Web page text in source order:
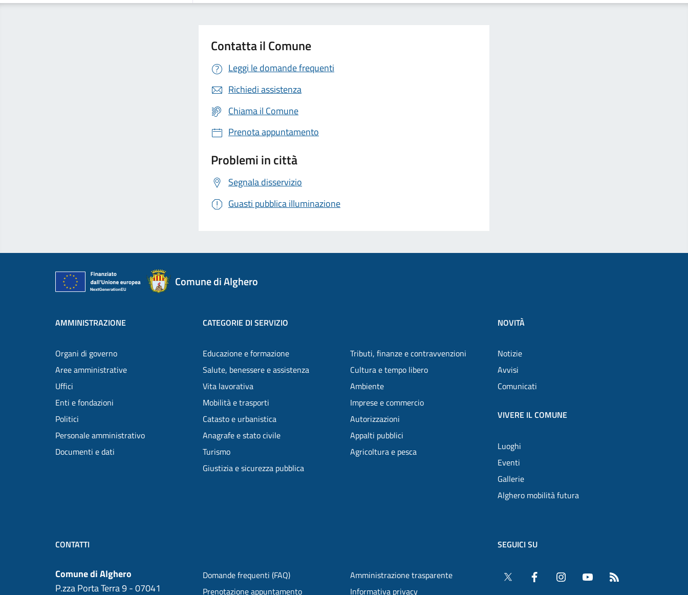
Contatta il Comune
Leggi le domande frequenti
Richiedi assistenza
Chiama il Comune
Prenota appuntamento
Problemi in città
Segnala disservizio
Guasti pubblica illuminazione
Comune di Alghero
AMMINISTRAZIONE
Organi di governo
Aree amministrative
Uffici
Enti e fondazioni
Politici
Personale amministrativo
Documenti e dati
CATEGORIE DI SERVIZIO
Educazione e formazione
Salute, benessere e assistenza
Vita lavorativa
Mobilità e trasporti
Catasto e urbanistica
Anagrafe e stato civile
Turismo
Giustizia e sicurezza pubblica
Tributi, finanze e contravvenzioni
Cultura e tempo libero
Ambiente
Imprese e commercio
Autorizzazioni
Appalti pubblici
Agricoltura e pesca
NOVITÀ
Notizie
Avvisi
Comunicati
VIVERE IL COMUNE
Luoghi
Eventi
Gallerie
Alghero mobilità futura
CONTATTI
Comune di Alghero
P.zza Porta Terra 9 - 07041
Domande frequenti (FAQ)
Prenotazione appuntamento
Amministrazione trasparente
Informativa privacy
SEGUICI SU
Twitter Facebook InstagramYouTube